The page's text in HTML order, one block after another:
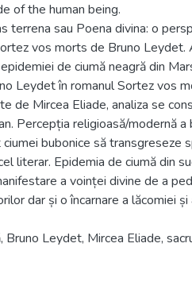
of the human being.
terrena sau Poena divina: o
vos morts de Bruno Leydet.
de ciumă neagră din
Leydet în romanul Sortez vos
de Mircea Eliade, analiza se
Percepția religioasă/modernă a
bubonice să transgreseze
literar. Epidemia de ciumă din
a voinței divine de a
dar și o încarnare a lăcomiei
Bruno Leydet, Mircea Eliade,